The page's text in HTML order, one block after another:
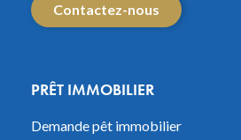
Contactez-nous
PRÊT IMMOBILIER
Demande pêt immobilier